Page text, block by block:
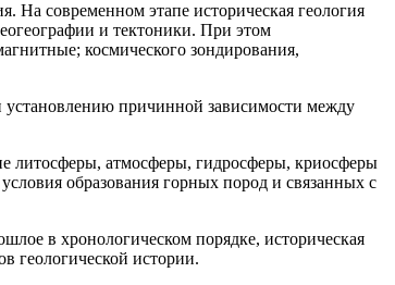
На современном этапе историческая геология
и тектоники. При этом
космического зондирования,
установлению причинной зависимости между
литосферы, атмосферы, гидросферы, криосферы
образования горных пород и связанных с
в хронологическом порядке, историческая
геологической истории.